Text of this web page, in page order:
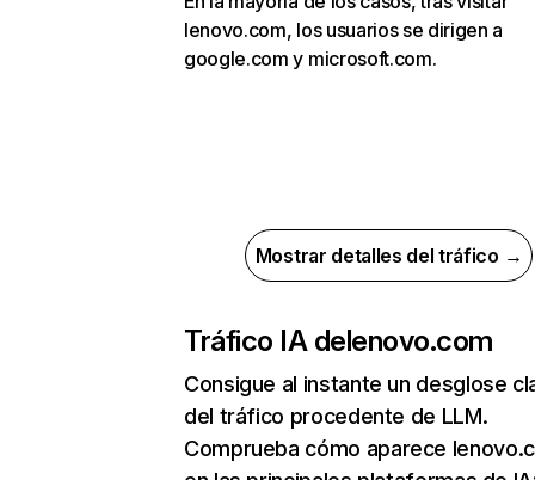
lenovo.com, los usuarios se dirigen a
google.com y microsoft.com.
Mostrar detalles del tráfico →
Tráfico IA delenovo.com
Consigue al instante un desglose
del tráfico procedente de LLM.
Comprueba cómo aparece